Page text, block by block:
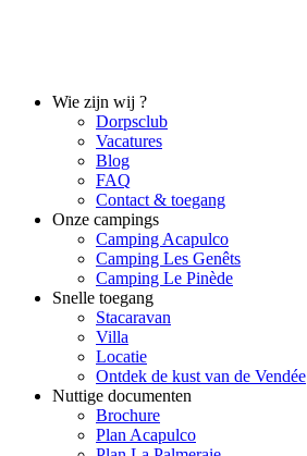
Wie zijn wij ?
Dorpsclub
Vacatures
Blog
FAQ
Contact & toegang
Onze campings
Camping Acapulco
Camping Les Genêts
Camping Le Pinède
Snelle toegang
Stacaravan
Villa
Locatie
Ontdek de kust van de Vendée
Nuttige documenten
Brochure
Plan Acapulco